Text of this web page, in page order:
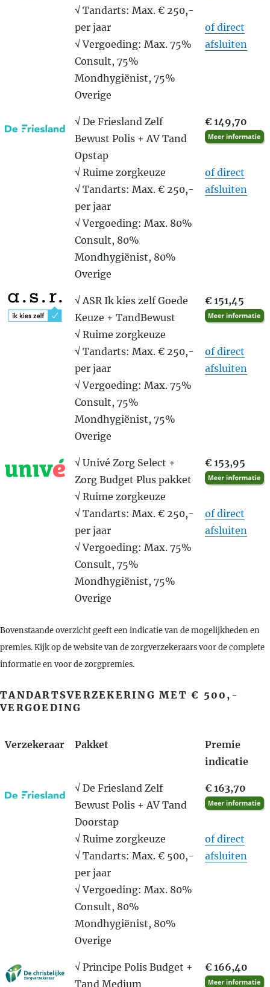
√ Tandarts: Max. € 250,-
per jaar
√ Vergoeding: Max. 75%
Consult, 75%
Mondhygiënist, 75%
Overige
of direct
afsluiten
√ De Friesland Zelf
Bewust Polis + AV Tand
Opstap
√ Ruime zorgkeuze
√ Tandarts: Max. € 250,-
per jaar
√ Vergoeding: Max. 80%
Consult, 80%
Mondhygiënist, 80%
Overige
€ 149,70
of direct
afsluiten
√ ASR Ik kies zelf Goede
Keuze + TandBewust
√ Ruime zorgkeuze
√ Tandarts: Max. € 250,-
per jaar
√ Vergoeding: Max. 75%
Consult, 75%
Mondhygiënist, 75%
Overige
€ 151,45
of direct
afsluiten
√ Univé Zorg Select +
Zorg Budget Plus pakket
√ Ruime zorgkeuze
√ Tandarts: Max. € 250,-
per jaar
√ Vergoeding: Max. 75%
Consult, 75%
Mondhygiënist, 75%
Overige
€ 153,95
of direct
afsluiten
Bovenstaande overzicht geeft een indicatie van de mogelijkheden en
premies. Kijk op de website van de zorgverzekeraars voor de complete
informatie en voor de zorgpremies.
TANDARTSVERZEKERING MET € 500,-
VERGOEDING
Verzekeraar Pakket
Premie
indicatie
√ De Friesland Zelf
Bewust Polis + AV Tand
Doorstap
√ Ruime zorgkeuze
√ Tandarts: Max. € 500,-
per jaar
√ Vergoeding: Max. 80%
Consult, 80%
Mondhygiënist, 80%
Overige
€ 163,70
of direct
afsluiten
√ Principe Polis Budget +
Tand Medium
€ 166,40